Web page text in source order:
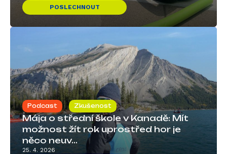
POSLECHNOUT
Podcast Zkušenost
Mája o střední škole v Kanadě: Mít
možnost žít rok uprostřed hor je
něco neuv...
25. 4. 2026